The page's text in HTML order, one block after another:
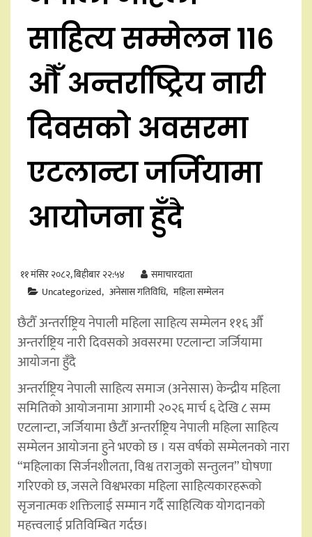
साहित्य सम्मेलन ११६
औँ अन्तर्राष्ट्रिय नारी
दिवसको अवसरमा
एटलान्टा जर्जियामा
आयोजना हुँदै
११ मंसिर २०८२, बिहीबार २२:५४
समाचारदाता
Uncategorized अनेसास गतिविधि महिला सम्मेलन
छैटौँ अन्तर्राष्ट्रिय नेपाली महिला साहित्य सम्मेलन ११६ औँ
अन्तर्राष्ट्रिय नारी दिवसको अवसरमा एटलान्टा जर्जियामा
आयोजना हुँदै
अन्तर्राष्ट्रिय नेपाली साहित्य समाज (अनेसास) केन्द्रीय महिला
समितिको आयोजनामा आगामी २०२६ मार्च ६ देखि ८ सम्म
एटलान्टा, जर्जियामा छैटौँ अन्तर्राष्ट्रिय नेपाली महिला साहित्य
सम्मेलन आयोजना हुने भएको छ । यस वर्षको सम्मेलनको नारा
“महिलाका सिर्जनशीलता, विश्व तराजुको सन्तुलन” घोषणा
गरिएको छ, जसले विश्वभरका महिला साहित्यकारहरूको
सृजनात्मक शक्तिलाई सम्मान गर्दै साहित्यिक योगदानको
महत्त्वलाई प्रतिविम्बित गर्दछ।